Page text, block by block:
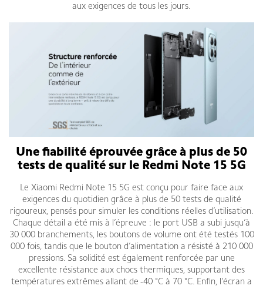
aux exigences de tous les jours.
Une fiabilité éprouvée grâce à plus de 50
tests de qualité sur le Redmi Note 15 5G
Le Xiaomi Redmi Note 15 5G est conçu pour faire face aux
exigences du quotidien grâce à plus de 50 tests de qualité
rigoureux, pensés pour simuler les conditions réelles d’utilisation.
Chaque détail a été mis à l’épreuve : le port USB a subi jusqu’à
30 000 branchements, les boutons de volume ont été testés 100
000 fois, tandis que le bouton d’alimentation a résisté à 210 000
pressions. Sa solidité est également renforcée par une
excellente résistance aux chocs thermiques, supportant des
températures extrêmes allant de -40 °C à 70 °C. Enfin, l’écran a